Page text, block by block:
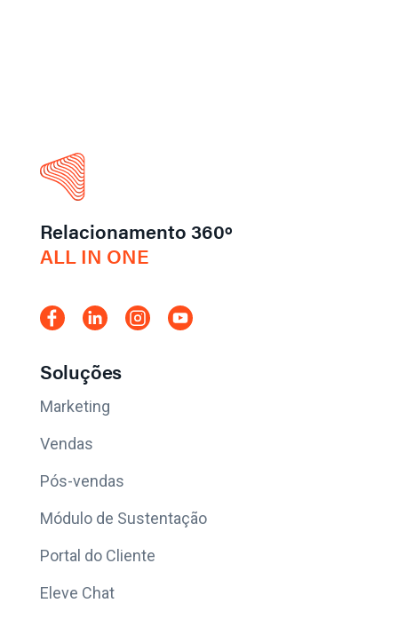
Relacionamento 360º
ALL IN ONE
Soluções
Marketing
Vendas
Pós-vendas
Módulo de Sustentação
Portal do Cliente
Eleve Chat